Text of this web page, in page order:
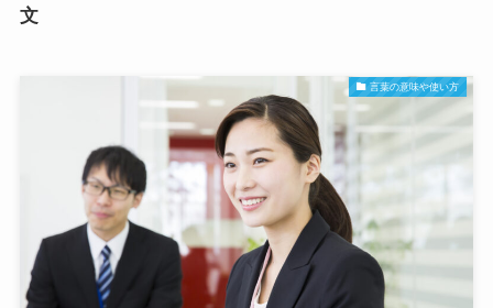
文
言葉の意味や使い方